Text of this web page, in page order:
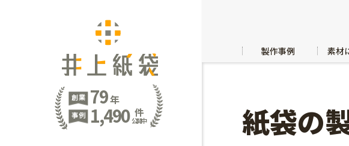
製作事例 素材
紙袋の
創業 79年
事例 1,490 件
公開中